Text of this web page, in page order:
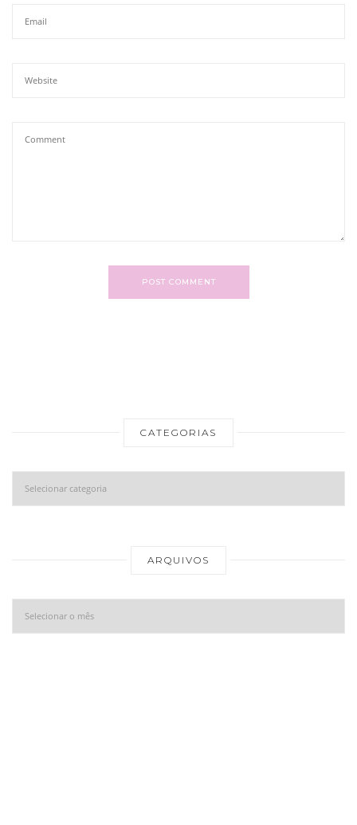
POST COMMENT
CATEGORIAS
Categorias
ARQUIVOS